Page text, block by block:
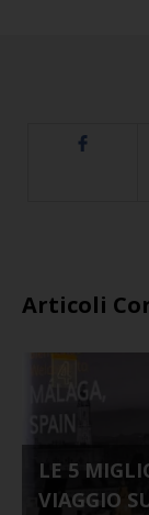
Articoli
LE 5
VIAGGIO